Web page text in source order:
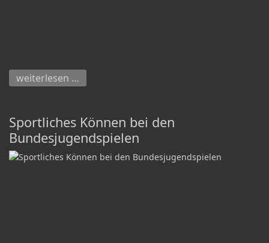
weiterlesen …
Sportliches Können bei den
Bundesjugendspielen